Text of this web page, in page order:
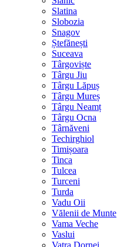
Slatina
Slobozia
Snagov
Ștefănești
Suceava
Târgoviște
Târgu Jiu
Târgu Lăpuș
Târgu Mureș
Târgu Neamț
Târgu Ocna
Târnăveni
Techirghiol
Timișoara
Tinca
Tulcea
Turceni
Turda
Vadu Oii
Vălenii de Munte
Vama Veche
Vaslui
Vatra Dornei